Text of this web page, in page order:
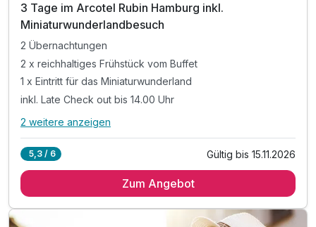
3 Tage im Arcotel Rubin Hamburg inkl.
Miniaturwunderlandbesuch
2 Übernachtungen
2 x reichhaltiges Frühstück vom Buffet
1 x Eintritt für das Miniaturwunderland
inkl. Late Check out bis 14.00 Uhr
Alle Inklusivleistungen
2 x reichhaltiges Frühstück vom Buffet
2 weitere anzeigen
5,3 / 6 Gültig bis 15.11.2026
Zum Angebot